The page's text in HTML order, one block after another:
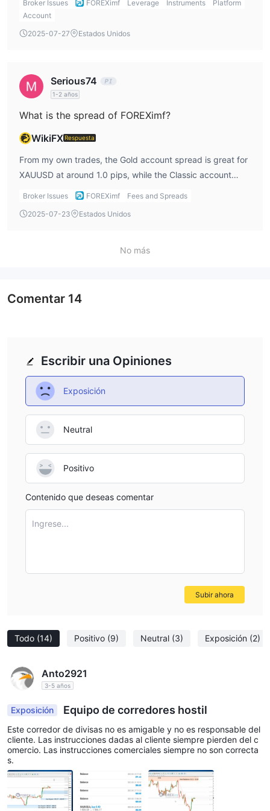
Broker Issues FOREXimf Leverage Instruments
Platform
Account
2025-07-27
Estados Unidos
Serious74
1-2 años
What is the spread of FOREXimf?
WikiFX Respuesta
From my own trades, the Gold account spread is great for
XAUUSD at around 1.0 pips, while the Classic account
spread for major forex pairs starts from 2.8 pips. It’s not
balances it out for my trading style.
Broker Issues FOREXimf
Fees and Spreads
2025-07-23
Estados Unidos
No más
Todo (14) Positivo (9) Neutral (3) Exposición (2)
Anto2921
3-5 años
Exposición Equipo de corredores hostil
Este corredor de divisas no es amigable y no es responsable del
cliente. Las instrucciones dadas al cliente siempre pierden del c
omercio. Las instrucciones comerciales siempre no son correcta
s.
Escribir una Opiniones
Exposición
Neutral
Positivo
Contenido que deseas comentar
Ingrese...
Subir ahora
Comentar 14